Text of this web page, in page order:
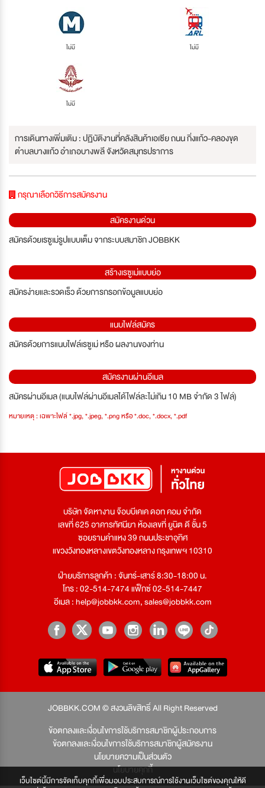
เว็บไซต์นี้มีการจัดเก็บคุกกี้เพื่อมอบประสบการณ์การใช้งานเว็บไซต์ของคุณให้ดี
ไม่มี ไม่มี
ไม่มี
การเดินทางเพิ่มเติม : ปฏิบัติงานที่คลังสินค้าเอเซีย ถนน กิ่งแก้ว-คลองขุด
ตำบลบางแก้ว อำเภอบางพลี จังหวัดสมุทรปราการ
กรุณาเลือกวิธีการสมัครงาน
สมัครงานด่วน
สมัครด้วยเรซูเม่รูปแบบเต็ม จากระบบสมาชิก JOBBKK
สร้างเรซูเม่แบบย่อ
สมัครง่ายและรวดเร็ว ด้วยการกรอกข้อมูลแบบย่อ
แนบไฟล์สมัคร
สมัครด้วยการแนบไฟล์เรซูเม่ หรือ ผลงานของท่าน
สมัครงานผ่านอีเมล
สมัครผ่านอีเมล (แนบไฟล์ผ่านอีเมลได้ไฟล์ละไม่เกิน 10 MB จำกัด 3 ไฟล์)
หมายเหตุ : เฉพาะไฟล์ *.jpg, *.jpeg, *.png หรือ *.doc, *.docx, *.pdf
บริษัท จัดหางาน จ๊อบบีเคเค ดอท คอม จำกัด
เลขที่ 625 อาคารทัศนียา ห้องเลขที่ ยูนิต ดี ชั้น 5
ซอยรามคำแหง 39 ถนนประชาอุทิศ
แขวงวังทองหลางเขตวังทองหลาง กรุงเทพฯ 10310
ฝ่ายบริการลูกค้า : จันทร์-เสาร์ 8:30-18:00 น.
โทร : 02-514-7474 แฟ็กซ์ 02-514-7447
อีเมล :help@jobbkk.com,sales@jobbkk.com
JOBBKK.COM © สงวนลิขสิทธิ์ All Right Reserved
ข้อตกลงและเงื่อนไขการใช้บริการสมาชิกผู้ประกอบการ
ข้อตกลงและเงื่อนไขการใช้บริการสมาชิกผู้สมัครงาน
นโยบายความเป็นส่วนตัว
นโยบายคุกกี้